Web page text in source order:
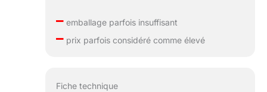
–emballage parfois insuffisant
–prix parfois considéré comme élevé
Fiche technique